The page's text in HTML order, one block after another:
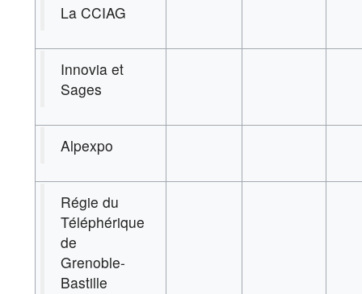
La CCIAG
Innovia et
Sages
Alpexpo
Régie du
Téléphérique
de
Grenoble-
Bastille